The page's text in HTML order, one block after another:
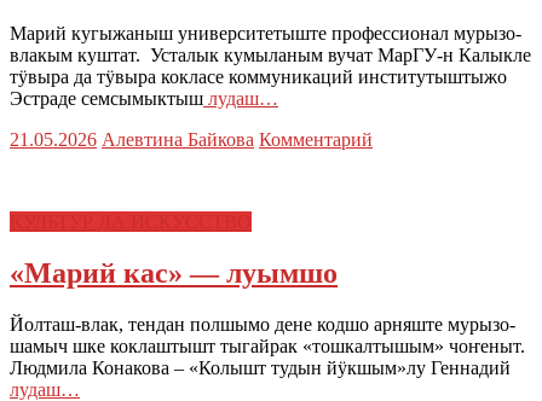
Марий кугыжаныш университетыште профессионал мурызо-
влакым куштат. Усталык кумыланым вучат МарГУ-н Калыкле
тӱвыра да тӱвыра кокласе коммуникаций институтыштыжо
Эстраде семсымыктыш лудаш…
21.05.2026 Алевтина Байкова Комментарий
«Марий кас» — луымшо
Йолташ-влак, тендан полшымо дене кодшо арняште мурызо-
шамыч шке коклаштышт тыгайрак «тошкалтышым» чоҥеныт.
Людмила Конакова – «Колышт тудын йӱкшым»лу Геннадий
лудаш…